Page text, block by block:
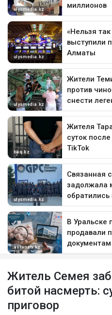
Житель Семея
битой насмерть:
приговор